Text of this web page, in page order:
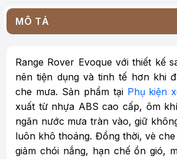
MÔ TẢ
Range Rover Evoque với thiết kế
nên tiện dụng và tinh tế hơn khi
che mưa. Sản phẩm tại Phụ kiện
xuất từ nhựa ABS cao cấp, ôm
ngăn nước mưa tràn vào, giữ
luôn khô thoáng. Đồng thời, vè
giảm chói nắng, hạn chế ồn gió,